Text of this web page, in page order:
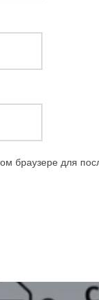
браузере для